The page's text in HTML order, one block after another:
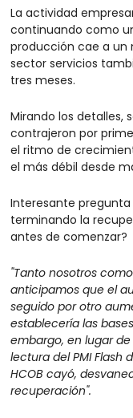
La actividad
continuando como
producción cae a un
sector servicios
tres meses.
Mirando los detalles,
contrajeron por
el ritmo de
el más débil desde
Interesante pregunta
terminando la
antes de comenzar?
"Tanto nosotros
anticipamos que el
seguido por otro
establecería las
embargo, en lugar
lectura del PMI Flash
HCOB cayó,
recuperación".